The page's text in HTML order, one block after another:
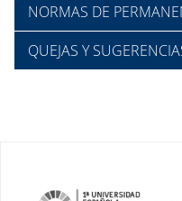
NORMAS DE
QUEJAS Y